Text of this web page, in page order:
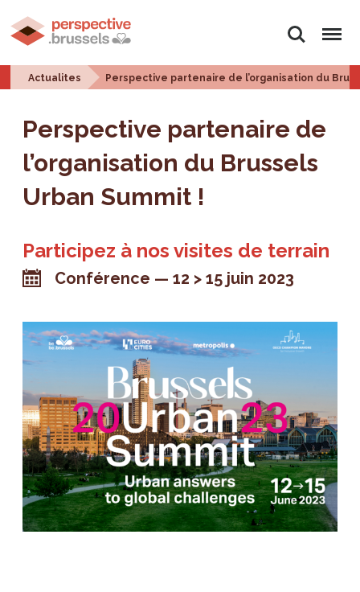
Rechercher
Menu
Actualites Perspective partenaire de l’organisation du
Perspective partenaire de
l’organisation du Brussels
Urban Summit !
Participez à nos visites de terrain
Conférence 12 > 15 juin 2023